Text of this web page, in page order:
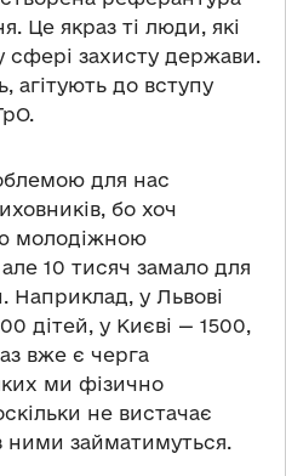
Це якраз ті люди, які
сфері захисту держави.
агітують до вступу
для нас
бо хоч
молодіжною
але 10 тисяч замало для
Наприклад, у Львові
дітей, у Києві — 1500,
вже є черга
ми фізично
не вистачає
ними займатимуться.